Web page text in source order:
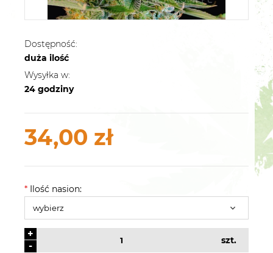
Dostępność:
duża ilość
Wysyłka w:
24 godziny
34,00 zł
* Ilość nasion:
-
+
szt.